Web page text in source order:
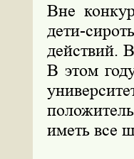
Вне
дети-
действий.
В этом
иметь все